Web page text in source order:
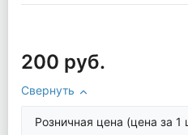
200 руб.
Свернуть
Розничная цена (цена за 1